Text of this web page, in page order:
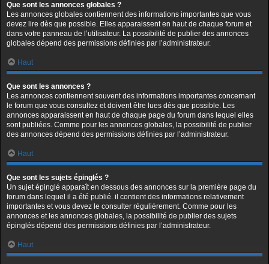
Que sont les annonces globales ?
Les annonces globales contiennent des informations importantes que vous
devez lire dès que possible. Elles apparaissent en haut de chaque forum et
dans votre panneau de l’utilisateur. La possibilité de publier des annonces
globales dépend des permissions définies par l’administrateur.
Haut
Que sont les annonces ?
Les annonces contiennent souvent des informations importantes concernant
le forum que vous consultez et doivent être lues dès que possible. Les
annonces apparaissent en haut de chaque page du forum dans lequel elles
sont publiées. Comme pour les annonces globales, la possibilité de publier
des annonces dépend des permissions définies par l’administrateur.
Haut
Que sont les sujets épinglés ?
Un sujet épinglé apparaît en dessous des annonces sur la première page du
forum dans lequel il a été publié. il contient des informations relativement
importantes et vous devez le consulter régulièrement. Comme pour les
annonces et les annonces globales, la possibilité de publier des sujets
épinglés dépend des permissions définies par l’administrateur.
Haut